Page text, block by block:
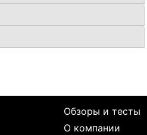
Обзоры и тесты
О компании